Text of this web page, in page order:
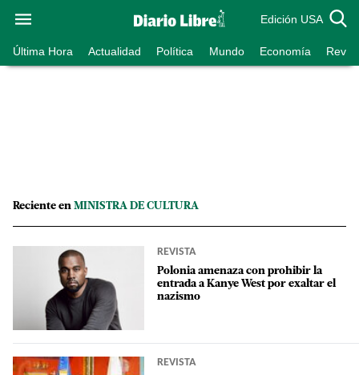
Edición USA
Última Hora Actualidad Política Mundo Economía
Reciente en MINISTRA DE CULTURA
REVISTA
Polonia amenaza con prohibir la
entrada a Kanye West por exaltar el
nazismo
REVISTA